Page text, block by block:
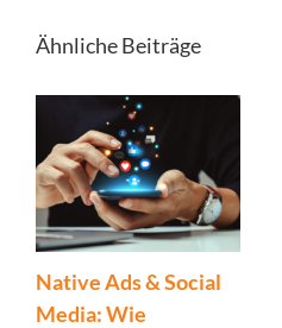
Ähnliche Beiträge
Native Ads & Social
Media: Wie